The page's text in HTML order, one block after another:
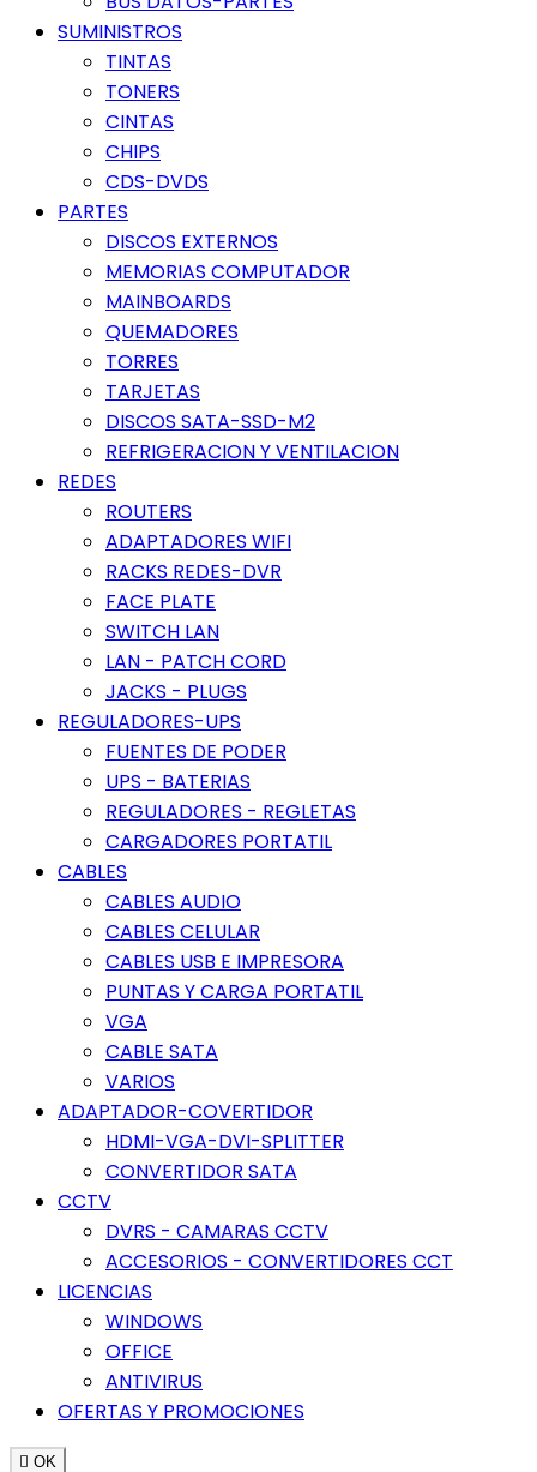
SUMINISTROS
TINTAS
TONERS
CINTAS
CHIPS
CDS-DVDS
PARTES
DISCOS EXTERNOS
MEMORIAS COMPUTADOR
MAINBOARDS
QUEMADORES
TORRES
TARJETAS
DISCOS SATA-SSD-M2
REFRIGERACION Y VENTILACION
REDES
ROUTERS
ADAPTADORES WIFI
RACKS REDES-DVR
FACE PLATE
SWITCH LAN
LAN - PATCH CORD
JACKS - PLUGS
REGULADORES-UPS
FUENTES DE PODER
UPS - BATERIAS
REGULADORES - REGLETAS
CARGADORES PORTATIL
CABLES
CABLES AUDIO
CABLES CELULAR
CABLES USB E IMPRESORA
PUNTAS Y CARGA PORTATIL
VGA
CABLE SATA
VARIOS
ADAPTADOR-COVERTIDOR
HDMI-VGA-DVI-SPLITTER
CONVERTIDOR SATA
CCTV
DVRS - CAMARAS CCTV
ACCESORIOS - CONVERTIDORES CCT
LICENCIAS
WINDOWS
OFFICE
ANTIVIRUS
OFERTAS Y PROMOCIONES
 OK